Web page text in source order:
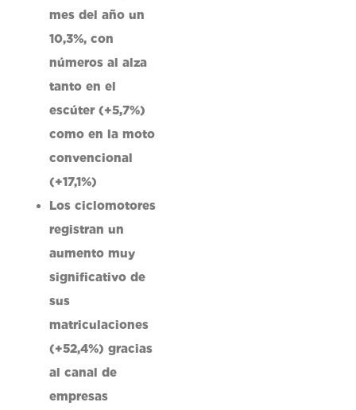
mes del año un
10,3%, con
números al alza
tanto en el
escúter (+5,7%)
como en la moto
convencional
(+17,1%)
Los ciclomotores
registran un
aumento muy
significativo de
sus
matriculaciones
(+52,4%) gracias
al canal de
empresas